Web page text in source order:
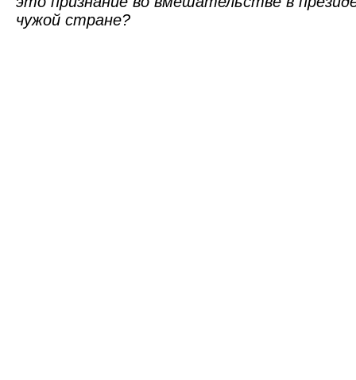
чужой стране?